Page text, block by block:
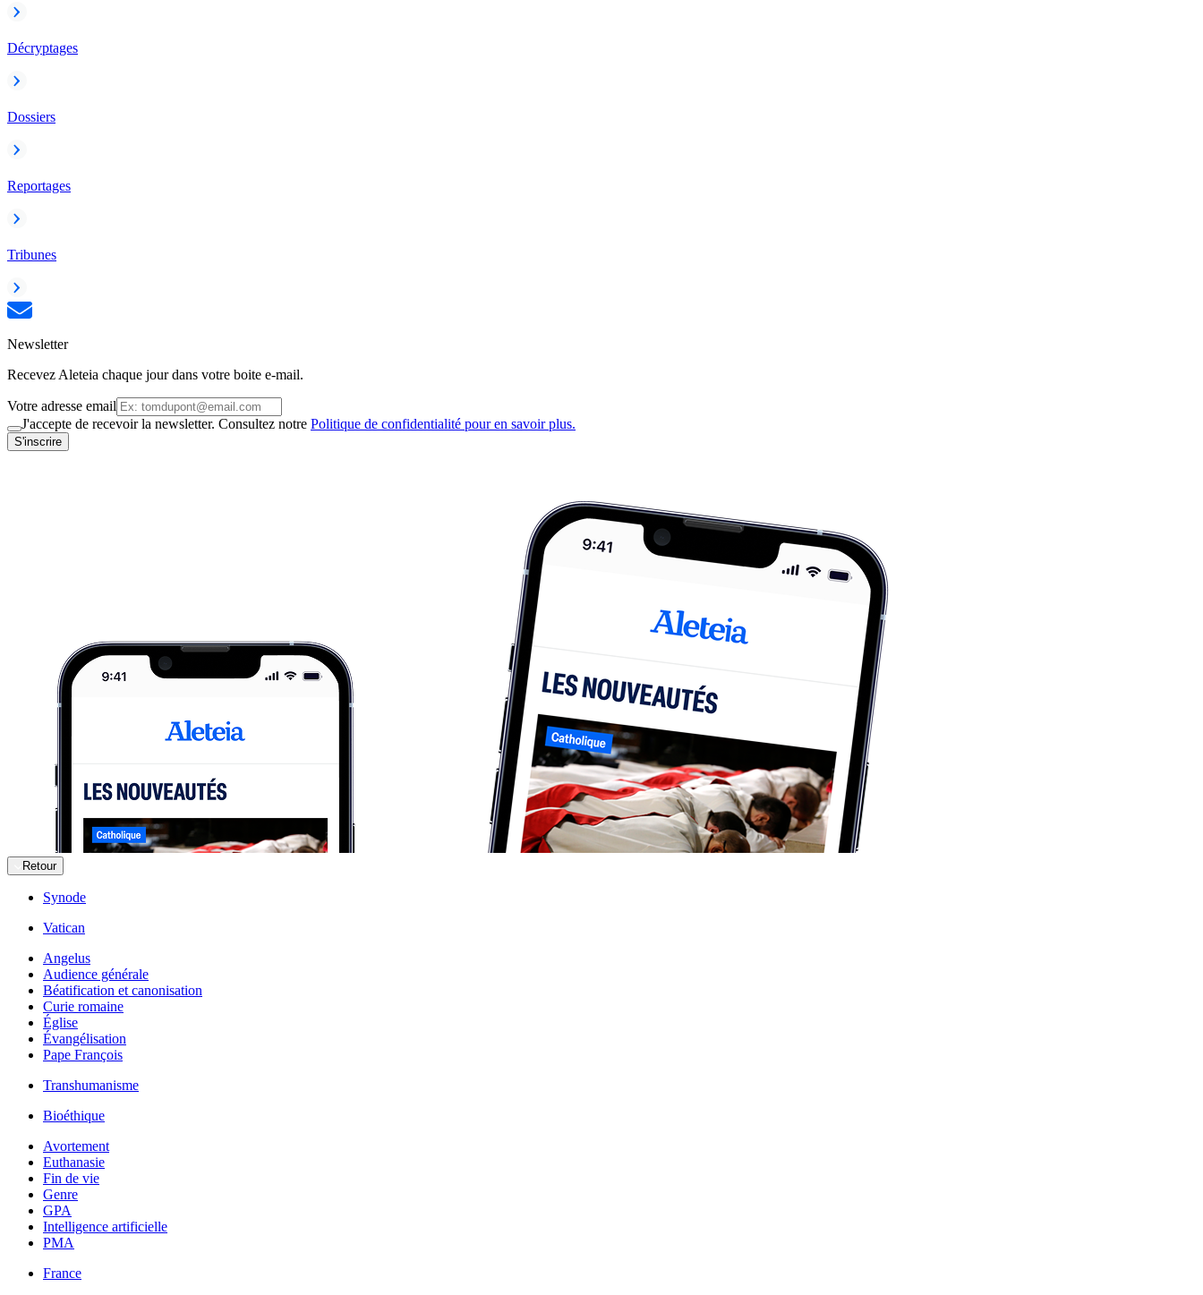
Décryptages
Dossiers
Reportages
Tribunes
Newsletter
Recevez Aleteia chaque jour dans votre boite e-mail.
Votre adresse email
J'accepte de recevoir la newsletter. Consultez notre Politique de confidentialité pour en savoir plus.
S'inscrire
Retour
Synode
Vatican
Angelus
Audience générale
Béatification et canonisation
Curie romaine
Église
Évangélisation
Pape François
Transhumanisme
Bioéthique
Avortement
Euthanasie
Fin de vie
Genre
GPA
Intelligence artificielle
PMA
France